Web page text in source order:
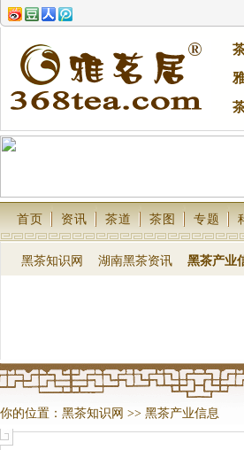
首页 资讯 茶道 茶图 专题
黑茶知识网 湖南黑茶资讯 黑茶产业
你的位置： 黑茶知识网 >> 黑茶产业信息